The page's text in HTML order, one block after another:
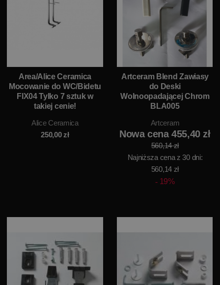
Area/Alice Ceramica
Mocowanie do WC/Bidetu
FIX04 Tylko 7 sztuk w
takiej cenie!
Alice Ceramica
250,00zł
Artceram Blend Zawiasy
do Deski
Wolnoopadającej Chrom
BLA005
Artceram
Nowa cena 455,40 zł
560,14 zł
Najniższa cena z 30 dni:
560,14 zł
19%